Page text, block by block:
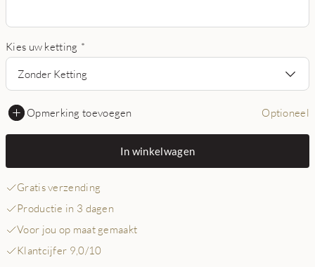
Kies uw ketting *
Zonder Ketting
Opmerking toevoegen Optioneel
In winkelwagen
Gratis verzending
Productie in 3 dagen
Voor jou op maat gemaakt
Klantcijfer 9,0/10